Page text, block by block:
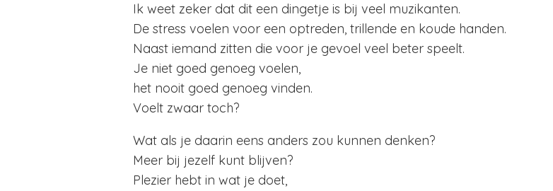
Ik weet zeker dat dit een dingetje is bij veel muzikanten.
De stress voelen voor een optreden, trillende en koude handen.
Naast iemand zitten die voor je gevoel veel beter speelt.
Je niet goed genoeg voelen,
het nooit goed genoeg vinden.
Voelt zwaar toch?
Wat als je daarin eens anders zou kunnen denken?
Meer bij jezelf kunt blijven?
Plezier hebt in wat je doet,